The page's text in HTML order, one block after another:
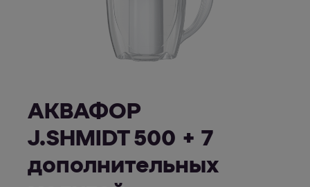
АКВАФОР
J.SHMIDT 500 + 7
дополнительных